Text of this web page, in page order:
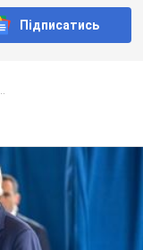
Підписатись